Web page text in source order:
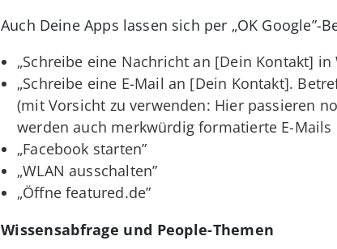
Auch Deine Apps lassen sich per „OK Google”-
„Schreibe eine Nachricht an [Dein Kontakt]
„Schreibe eine E-Mail an [Dein Kontakt].
(mit Vorsicht zu verwenden: Hier passieren
werden auch merkwürdig formatierte E-
„Facebook starten”
„WLAN ausschalten”
„Öffne featured.de”
Wissensabfrage und People-Themen